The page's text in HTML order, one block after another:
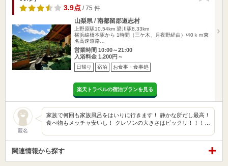
3.9点/ 75 件
山梨県 / 南都留郡道志村
上野原駅10.54km 梁川駅8.33km
横浜線橋本駅から 1時間（三ケ木、月夜野経由）/40ｋｍ東
名高速道路…
営業時間 10:00～21:00
入浴料金 1,200円～
日帰り 宿泊 お食事・食事処
楽天トラベルの宿泊プランを見る
匿名
家族で何回も家族風呂をはいりに行きます！ 静かな所だし最高！
食べ物もメッチャ安いし！ クレソンの大きさはビックリ！！！…
関連情報から探す